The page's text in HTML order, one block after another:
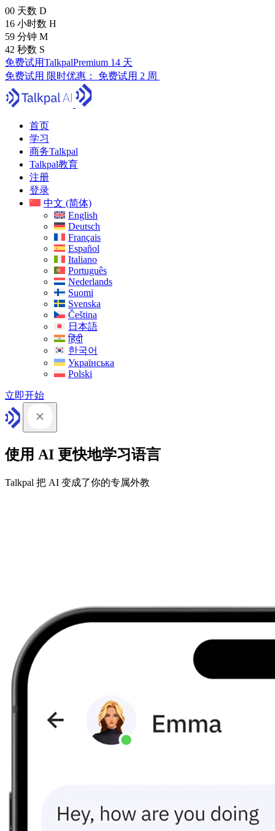
00 天数 D
16 小时数 H
59 分钟 M
41 秒数 S
免费试用TalkpalPremium 14 天
免费试用 限时优惠： 免费试用 2 周
首页
学习
商务Talkpal
Talkpal教育
注册
登录
中文 (简体)
English
Deutsch
Français
Español
Italiano
Português
Nederlands
Suomi
Svenska
Čeština
日本語
हिंदी
한국어
Українська
Polski
立即开始
使用 AI 更快地学习语言
Talkpal 把 AI 变成了你的专属外教